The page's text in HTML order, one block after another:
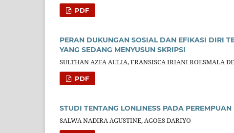
PDF
PERAN DUKUNGAN SOSIAL DAN EFIKASI DIRI
YANG SEDANG MENYUSUN SKRIPSI
SULTHAN AZFA AULIA, FRANSISCA IRIANI ROESMALA
PDF
STUDI TENTANG LONLINESS PADA
SALWA NADIRA AGUSTINE, AGOES DARIYO